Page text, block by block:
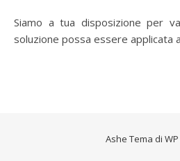
Siamo a tua disposizione per valutare insieme qualsiasi
soluzione possa essere applicata
Ashe Tema di